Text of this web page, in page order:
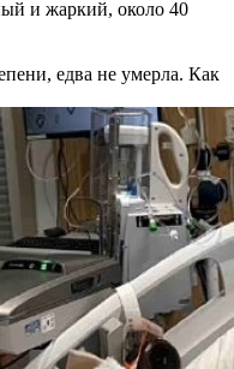
и жаркий, около 40
едва не умерла. Как